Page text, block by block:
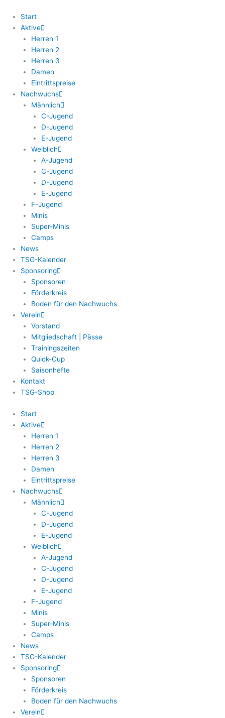
Inhalt
springen
Start
Aktive
Herren 1
Herren 2
Herren 3
Damen
Eintrittspreise
Nachwuchs
Männlich
C-Jugend
D-Jugend
E-Jugend
Weiblich
A-Jugend
C-Jugend
D-Jugend
E-Jugend
F-Jugend
Minis
Super-Minis
Camps
News
TSG-Kalender
Sponsoring
Sponsoren
Förderkreis
Boden für den Nachwuchs
Verein
Vorstand
Mitgliedschaft | Pässe
Trainingszeiten
Quick-Cup
Saisonhefte
Kontakt
TSG-Shop
Start
Aktive
Herren 1
Herren 2
Herren 3
Damen
Eintrittspreise
Nachwuchs
Männlich
C-Jugend
D-Jugend
E-Jugend
Weiblich
A-Jugend
C-Jugend
D-Jugend
E-Jugend
F-Jugend
Minis
Super-Minis
Camps
News
TSG-Kalender
Sponsoring
Sponsoren
Förderkreis
Boden für den Nachwuchs
Verein